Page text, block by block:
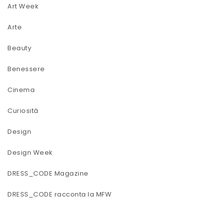
Art Week
Arte
Beauty
Benessere
Cinema
Curiosità
Design
Design Week
DRESS_CODE Magazine
DRESS_CODE racconta la MFW